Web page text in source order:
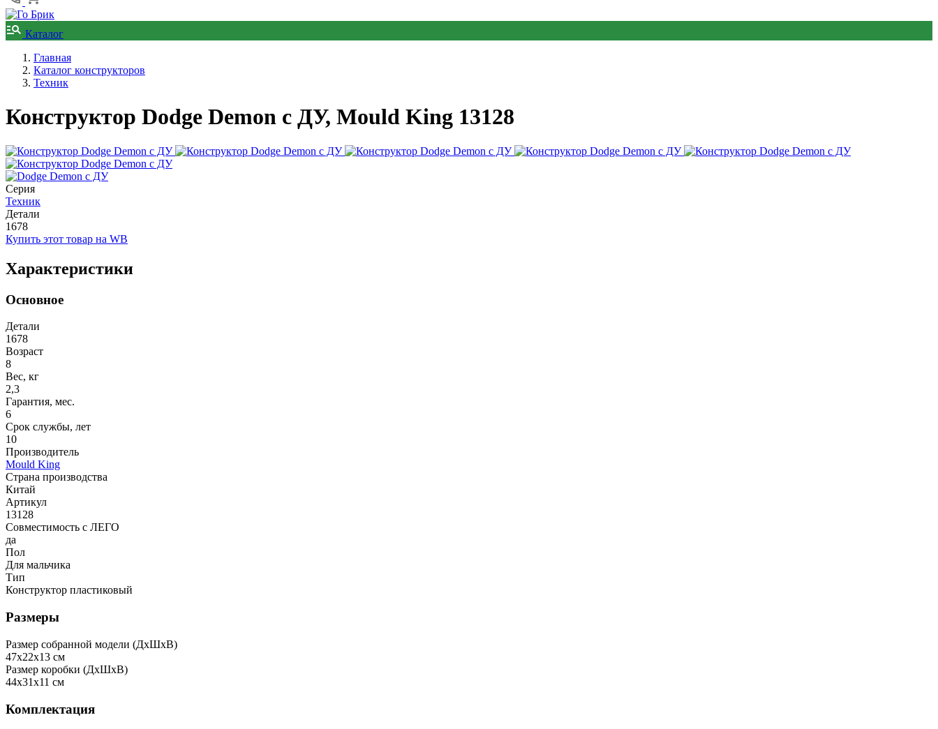
Каталог
Главная
Каталог конструкторов
Техник
Конструктор Dodge Demon с ДУ, Mould King 13128
Серия
Техник
Детали
1678
Купить этот товар на WB
Характеристики
Основное
Детали
1678
Возраст
8
Вес, кг
2,3
Гарантия, мес.
6
Срок службы, лет
10
Производитель
Mould King
Страна производства
Китай
Артикул
13128
Совместимость с ЛЕГО
да
Пол
Для мальчика
Тип
Конструктор пластиковый
Размеры
Размер собранной модели (ДxШxВ)
47x22x13 см
Размер коробки (ДxШxВ)
44x31x11 см
Комплектация